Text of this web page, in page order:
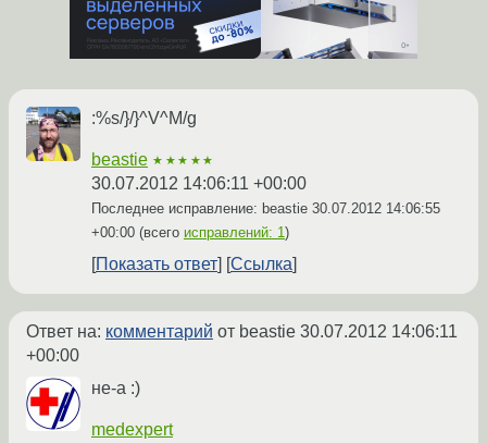
:%s/}/}^V^M/g
beastie ★★★★★
30.07.2012 14:06:11 +00:00
Последнее исправление: beastie 30.07.2012 14:06:55
+00:00 (всего исправлений: 1)
Показать ответ Ссылка
Ответ на: комментарий от beastie 30.07.2012 14:06:11
+00:00
не-а :)
medexpert